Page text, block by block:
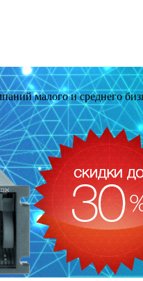
малого и среднего